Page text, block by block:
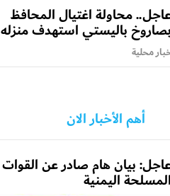
محاولة اغتيال المحافظ
بصاروخ باليستي استهدف منزله
محلية
أهم الأخبار الان
بيان هام صادر عن القوات
المسلحة اليمنية